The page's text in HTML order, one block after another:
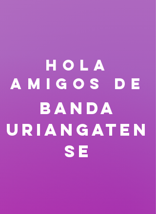
HOLA
AMIGOS DE
Banda
Uriangaten
se